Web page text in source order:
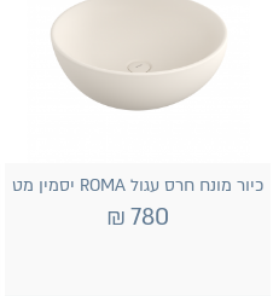
כיור מונח חרס עגול ROMA יסמין מט
780
₪